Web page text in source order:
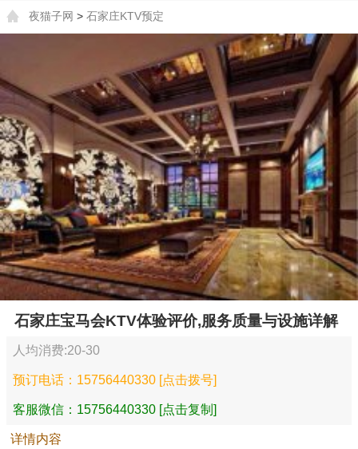
夜猫子网 > 石家庄KTV预定
石家庄宝马会KTV体验评价,服务质量与设施详解
人均消费:20-30
预订电话：15756440330 [点击拨号]
客服微信：15756440330 [点击复制]
详情内容